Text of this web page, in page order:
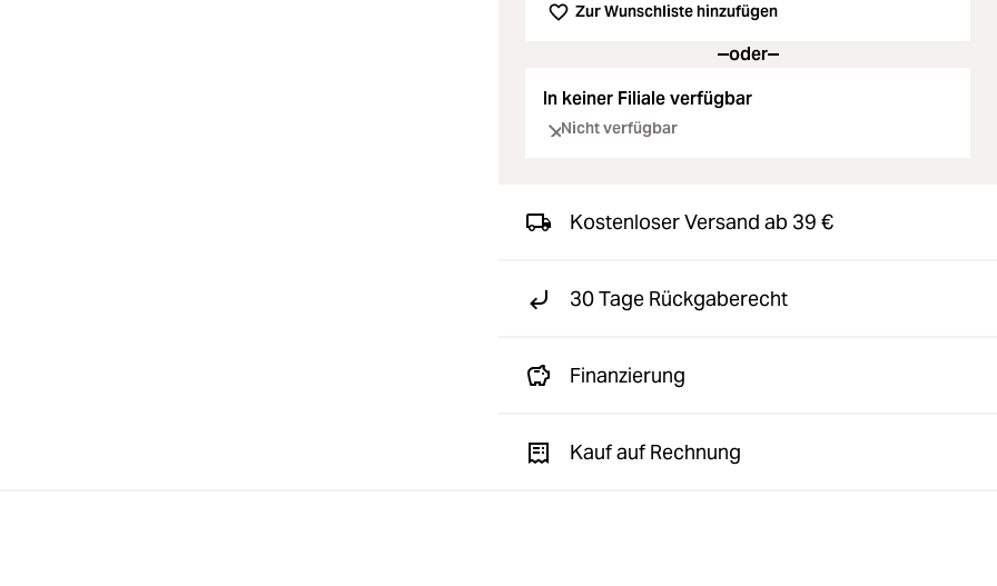
Zur Wunschliste hinzufügen
oder
In keiner Filiale verfügbar
Nicht verfügbar
Kostenloser Versand ab 39 €
30 Tage Rückgaberecht
Finanzierung
Kauf auf Rechnung